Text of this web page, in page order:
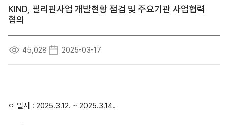
KIND, 필리핀사업 개발현황 점검 및 주요기관 사업협력
협의
45,028 2025-03-17
ㅇ 일시 : 2025.3.12. ~ 2025.3.14.